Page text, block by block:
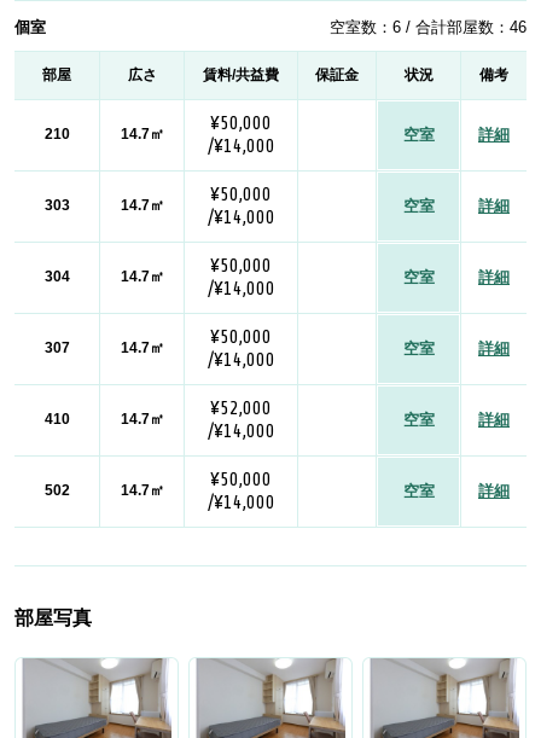
個室 空室数：6 / 合計部屋数：46
部屋 広さ 賃料/共益費 保証金 状況 備考
210 14.7㎡
¥50,000
/¥14,000
空室 詳細
303 14.7㎡
¥50,000
/¥14,000
空室 詳細
304 14.7㎡
¥50,000
/¥14,000
空室 詳細
307 14.7㎡
¥50,000
/¥14,000
空室 詳細
410 14.7㎡
¥52,000
/¥14,000
空室 詳細
502 14.7㎡
¥50,000
/¥14,000
空室 詳細
部屋写真